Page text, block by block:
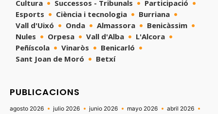
Cultura
Successos - Tribunals
Participació
Esports
Ciència i tecnologia
Burriana
Vall d'Uixó
Onda Almassora
Benicàssim
Nules
Orpesa Vall d'Alba
L'Alcora
Peñíscola
Vinaròs
Benicarló
Sant Joan de Moró
Betxí
PUBLICACIONS
agosto 2026 julio 2026 junio 2026 mayo 2026
abril 2026